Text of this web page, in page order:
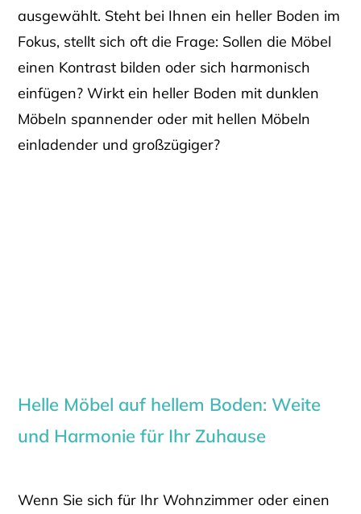
ausgewählt. Steht bei Ihnen ein heller Boden im
Fokus, stellt sich oft die Frage: Sollen die Möbel
einen Kontrast bilden oder sich harmonisch
einfügen? Wirkt ein heller Boden mit dunklen
Möbeln spannender oder mit hellen Möbeln
einladender und großzügiger?
Helle Möbel auf hellem Boden: Weite
und Harmonie für Ihr Zuhause
Wenn Sie sich für Ihr Wohnzimmer oder einen